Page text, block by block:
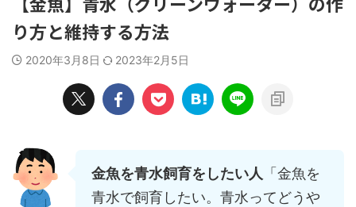
り方と維持する方法
2020年3月8日 2023年2月5日
金魚を青水飼育をしたい人 「金魚を
青水で飼育したい。青水ってどうや